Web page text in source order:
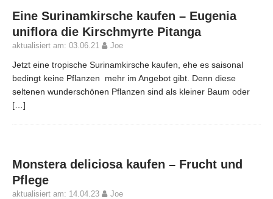
Eine Surinamkirsche kaufen – Eugenia
uniflora die Kirschmyrte Pitanga
aktualisiert am: 03.06.21 Joe
Jetzt eine tropische Surinamkirsche kaufen, ehe es saisonal
bedingt keine Pflanzen mehr im Angebot gibt. Denn diese
seltenen wunderschönen Pflanzen sind als kleiner Baum oder
[…]
Monstera deliciosa kaufen – Frucht und
Pflege
aktualisiert am: 14.04.23 Joe